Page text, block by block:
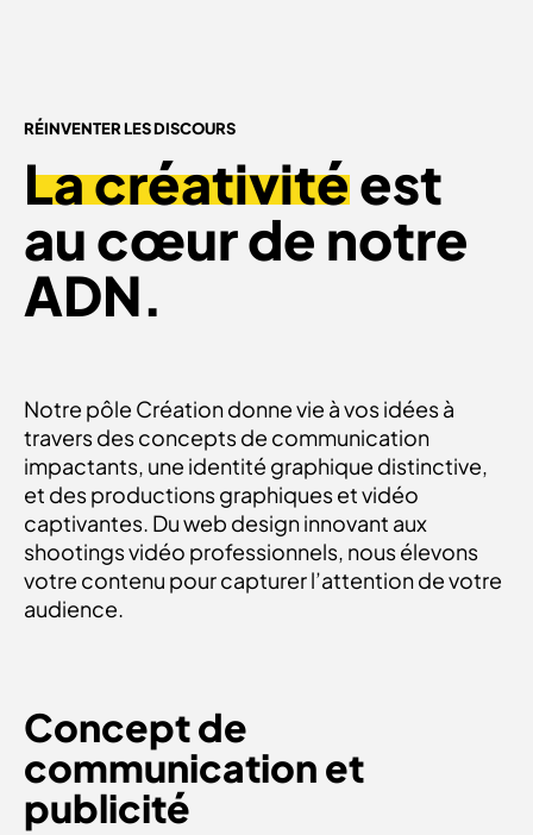
RÉINVENTER LES DISCOURS
La créativitéest
au cœur de notre
ADN.
Notre pôle Création donne vie à vos idées à
travers des concepts de communication
impactants, une identité graphique distinctive,
et des productions graphiques et vidéo
captivantes. Du web design innovant aux
shootings vidéo professionnels, nous élevons
votre contenu pour capturer l’attention de votre
audience.
Concept de
communication et
publicité